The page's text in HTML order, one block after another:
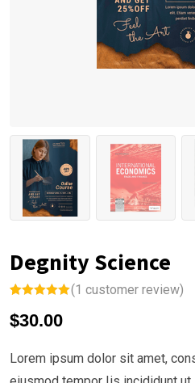
Degnity Science
out of 5
based on
rating
(1 customer review)
$30.00
Lorem ipsum dolor sit amet,